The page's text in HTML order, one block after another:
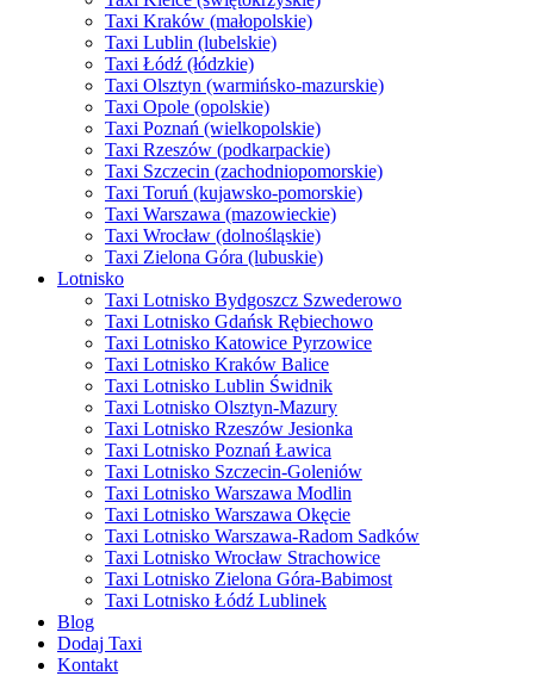
Taxi Kraków (małopolskie)
Taxi Lublin (lubelskie)
Taxi Łódź (łódzkie)
Taxi Olsztyn (warmińsko-mazurskie)
Taxi Opole (opolskie)
Taxi Poznań (wielkopolskie)
Taxi Rzeszów (podkarpackie)
Taxi Szczecin (zachodniopomorskie)
Taxi Toruń (kujawsko-pomorskie)
Taxi Warszawa (mazowieckie)
Taxi Wrocław (dolnośląskie)
Taxi Zielona Góra (lubuskie)
Lotnisko
Taxi Lotnisko Bydgoszcz Szwederowo
Taxi Lotnisko Gdańsk Rębiechowo
Taxi Lotnisko Katowice Pyrzowice
Taxi Lotnisko Kraków Balice
Taxi Lotnisko Lublin Świdnik
Taxi Lotnisko Olsztyn-Mazury
Taxi Lotnisko Rzeszów Jesionka
Taxi Lotnisko Poznań Ławica
Taxi Lotnisko Szczecin-Goleniów
Taxi Lotnisko Warszawa Modlin
Taxi Lotnisko Warszawa Okęcie
Taxi Lotnisko Warszawa-Radom Sadków
Taxi Lotnisko Wrocław Strachowice
Taxi Lotnisko Zielona Góra-Babimost
Taxi Lotnisko Łódź Lublinek
Blog
Dodaj Taxi
Kontakt